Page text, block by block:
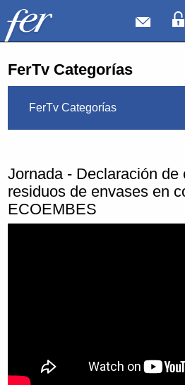
FerTv Categorías
FerTv Categorías
Jornada - Declaración de
residuos de envases en
ECOEMBES